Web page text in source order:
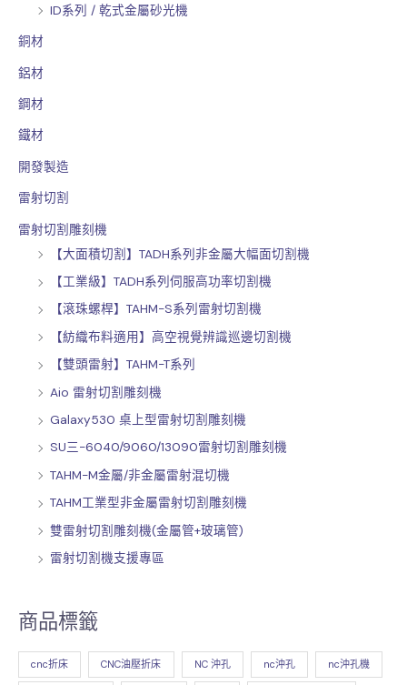
ID系列 / 乾式金屬砂光機
銅材
鋁材
鋼材
鐵材
開發製造
雷射切割
雷射切割雕刻機
【大面積切割】TADH系列非金屬大幅面切割機
【工業級】TADH系列伺服高功率切割機
【滾珠螺桿】TAHM-S系列雷射切割機
【紡織布料適用】高空視覺辨識巡邊切割機
【雙頭雷射】TAHM-T系列
Aio 雷射切割雕刻機
Galaxy530 桌上型雷射切割雕刻機
SU三-6040/9060/13090雷射切割雕刻機
TAHM-M金屬/非金屬雷射混切機
TAHM工業型非金屬雷射切割雕刻機
雙雷射切割雕刻機(金屬管+玻璃管)
雷射切割機支援專區
商品標籤
cnc折床 CNC油壓折床 NC 沖孔 nc沖孔 nc沖孔機